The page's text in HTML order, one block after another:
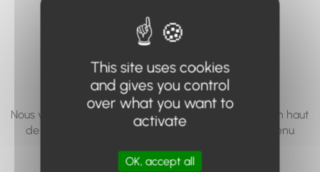
vous cherchez à
accéder n'existe
pas... ou plus.
Nous vous invitons à utiliser le moteur de recherche en haut
de page, ou à utiliser le menu pour trouver le contenu
This site uses cookies
and gives you control
over what you want to
activate
OK, accept all